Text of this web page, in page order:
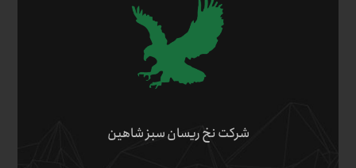
شرکت نخ ریسان سبز شاهین